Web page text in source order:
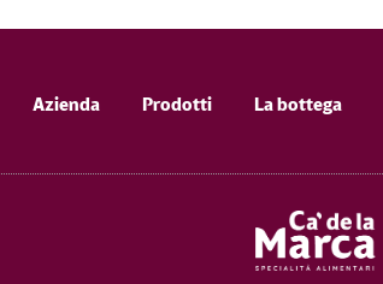
Azienda Prodotti La bottega